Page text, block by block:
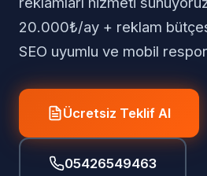
20.000₺/ay + reklam
SEO uyumlu ve mobil
Ücretsiz Teklif Al
05426549463